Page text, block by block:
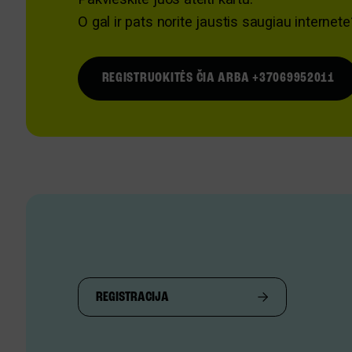
O gal ir pats norite jaustis saugiau
REGISTRUOKITĖS ČIA ARBA +37069952011
REGISTRACIJA